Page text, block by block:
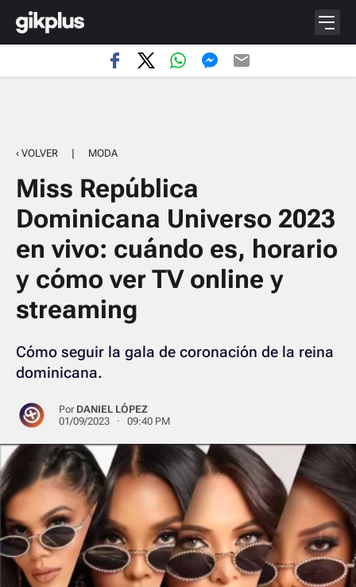
‹ VOLVER | MODA
Miss República
Dominicana Universo 2023
en vivo: cuándo es, horario
y cómo ver TV online y
streaming
Cómo seguir la gala de coronación de la reina
dominicana.
Por DANIEL LÓPEZ
01/09/2023 · 09:40 PM